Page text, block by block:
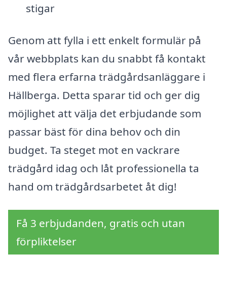
stigar
Genom att fylla i ett enkelt formulär på
vår webbplats kan du snabbt få kontakt
med flera erfarna trädgårdsanläggare i
Hällberga. Detta sparar tid och ger dig
möjlighet att välja det erbjudande som
passar bäst för dina behov och din
budget. Ta steget mot en vackrare
trädgård idag och låt professionella ta
hand om trädgårdsarbetet åt dig!
Få 3 erbjudanden, gratis och utan
förpliktelser